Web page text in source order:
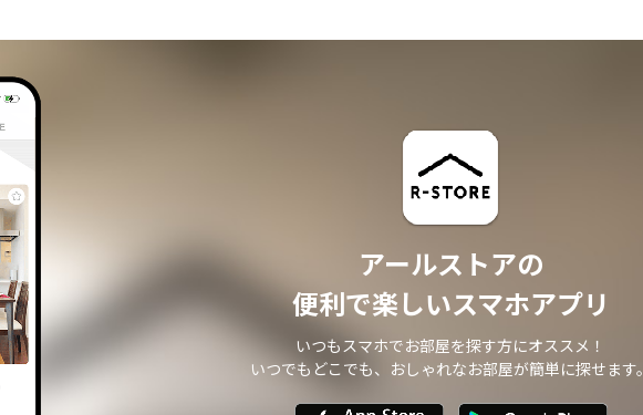
アールストアの
便利で楽しいスマホアプリ
いつもスマホでお部屋を探す方にオススメ！
いつでもどこでも、おしゃれなお部屋が簡単に探せます。